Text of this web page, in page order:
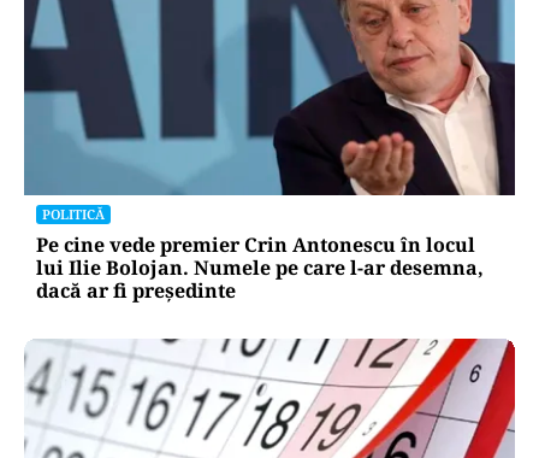
POLITICĂ
Pe cine vede premier Crin Antonescu în locul
lui Ilie Bolojan. Numele pe care l-ar desemna,
dacă ar fi președinte